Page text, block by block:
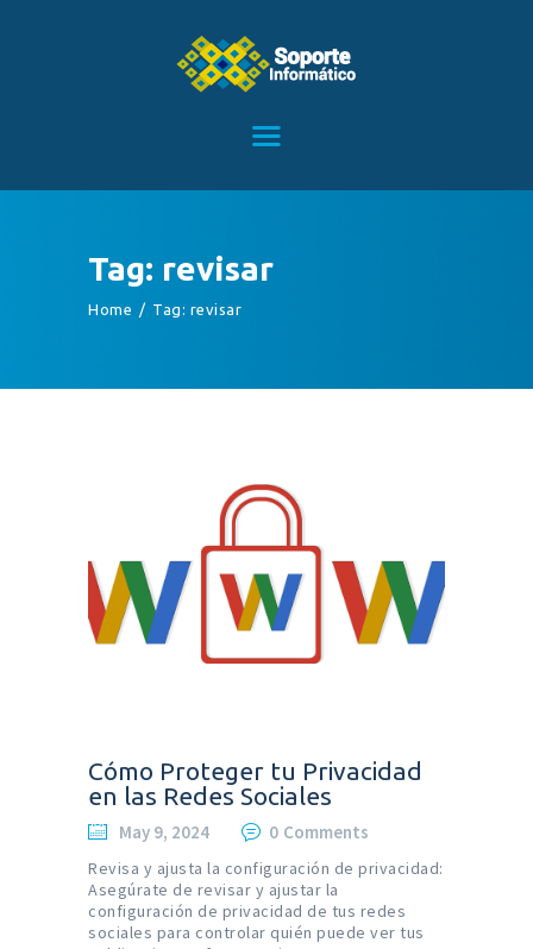
Tag: revisar
Home Tag: revisar
BLOG
TIENDA
Cómo Proteger tu Privacidad
en las Redes Sociales
May 9, 2024 0 Comments
Revisa y ajusta la configuración de privacidad:
Asegúrate de revisar y ajustar la
configuración de privacidad de tus redes
sociales para controlar quién puede ver tus